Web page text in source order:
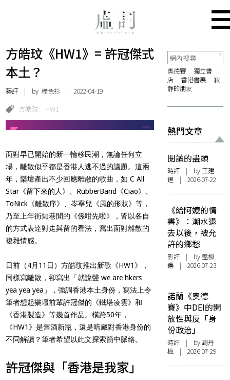
方皓玟《HW1》= 許冠傑式
本土？
藝評 | by 綠色衫 | 2022-04-19
方皓玟 HW1
面對早已開始的新一輪移民潮，無論任何立
場，離散似乎都是香港人逃不過的議題。這兩
年，樂壇產出不少回應離散的歌曲，如 C All
Star《留下來的人》、RubberBand《Ciao》、
ToNick《離散序》、岑寧兒《風的形狀》等，
乃至上年街知巷聞的《係咁先啦》，皆以各自
的方式表達對走與留的看法，寫出面對離散的
複雜情感。
日前（4月11日）方皓玟推出新歌《HW1》，
同樣寫離散，卻寫出「就說聲 we are hkers
yea yea yea」，強調香港本土身份，寫法上令
筆者想起樂壇前輩許冠傑的《鐵塔凌雲》和
《香港製造》等幾首作品。橫跨50年，
《HW1》是舊酒新瓶，還是暗藏對香港身份的
不同解讀？筆者希望以此文探索箇中脈絡。
許冠傑與「香港是我家」
奧德賽
獨立書
店
香港書展
寂
靜的朋友
熱門文章
閱讀的盡頭
時評 | by 王建
鏗 | 2026-07-22
《給阿嬤的情
書》：潮水退
去以後，被允
許的鄉愁
影評 | by 盤柳
儂 | 2026-07-23
諾蘭《奧德
賽》中DEI的開
放性與反「身
份政治」
時評 | by周丹
楓 | 2026-07-29